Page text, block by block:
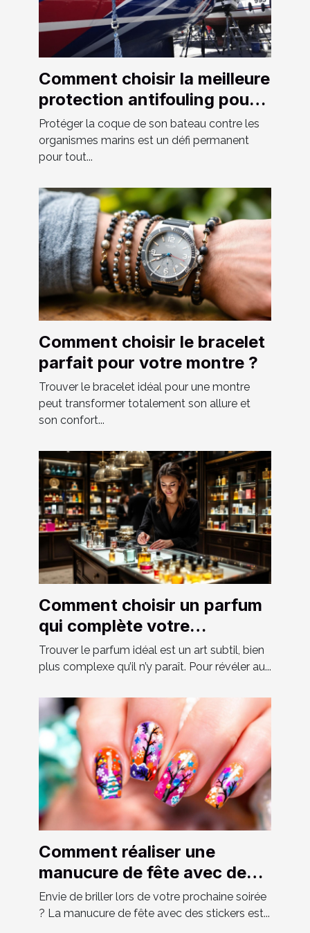
Comment choisir la meilleure
protection antifouling pour
votre bateau ?
Protéger la coque de son bateau contre les
organismes marins est un défi permanent
pour tout...
Comment choisir le bracelet
parfait pour votre montre ?
Trouver le bracelet idéal pour une montre
peut transformer totalement son allure et
son confort...
Comment choisir un parfum
qui complète votre
personnalité?
Trouver le parfum idéal est un art subtil, bien
plus complexe qu’il n’y paraît. Pour révéler au...
Comment réaliser une
manucure de fête avec des
stickers ?
Envie de briller lors de votre prochaine soirée
? La manucure de fête avec des stickers est...